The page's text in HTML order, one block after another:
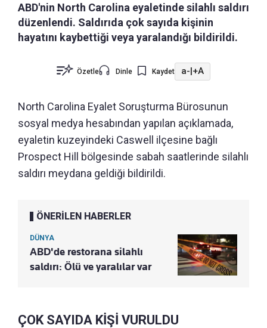
ABD'nin North Carolina eyaletinde silahlı saldırı
düzenlendi. Saldırıda çok sayıda kişinin
hayatını kaybettiği veya yaralandığı bildirildi.
Özetle Dinle Kaydet a-|+A
North Carolina Eyalet Soruşturma Bürosunun
sosyal medya hesabından yapılan açıklamada,
eyaletin kuzeyindeki Caswell ilçesine bağlı
Prospect Hill bölgesinde sabah saatlerinde silahlı
saldırı meydana geldiği bildirildi.
ÖNERİLEN HABERLER
DÜNYA
ABD'de restorana silahlı
saldırı: Ölü ve yaralılar var
ÇOK SAYIDA KİŞİ VURULDU